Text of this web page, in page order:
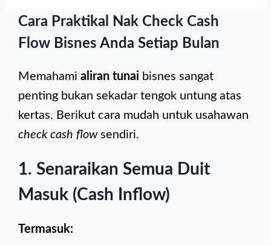
Cara Praktikal Nak Check Cash
Flow Bisnes Anda Setiap Bulan
Memahami aliran tunai bisnes sangat
penting bukan sekadar tengok untung atas
kertas. Berikut cara mudah untuk usahawan
check cash flowsendiri.
1. Senaraikan Semua Duit
Masuk (Cash Inflow)
Termasuk: